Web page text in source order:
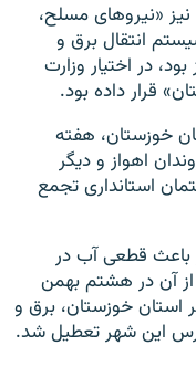
«نیروهای مسلح،
انتقال برق و
در اختیار وزارت
قرار داده بود.
خوزستان، هفته
اهواز و دیگر
استانداری تجمع
چند بار باعث قطعی آب در
آن در هشتم بهمن
استان خوزستان، برق و
این شهر تعطیل شد.